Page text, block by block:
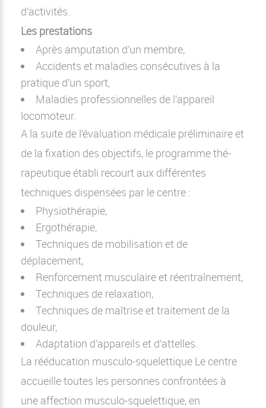
d’activités.
Les prestations
Après amputation d’un membre,
Accidents et maladies consécutives à la
pratique d’un sport,
Maladies professionnelles de l’appareil
locomoteur.
A la suite de l’évaluation médicale préliminaire et
de la fixation des objectifs, le programme thé-
rapeutique établi recourt aux différentes
techniques dispensées par le centre :
Physiothérapie,
Ergothérapie,
Techniques de mobilisation et de
déplacement,
Renforcement musculaire et réentraînement,
Techniques de relaxation,
Techniques de maîtrise et traitement de la
douleur,
Adaptation d’appareils et d’attelles.
La rééducation musculo-squelettique Le centre
accueille toutes les personnes confrontées à
une affection musculo-squelettique, en